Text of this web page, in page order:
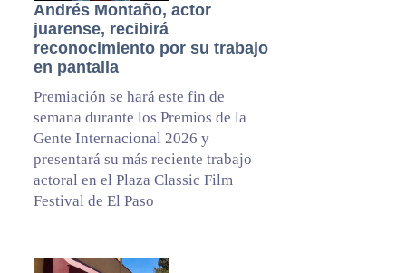
Andrés Montaño, actor
juarense, recibirá
reconocimiento por su trabajo
en pantalla
Premiación se hará este fin de
semana durante los Premios de la
Gente Internacional 2026 y
presentará su más reciente trabajo
actoral en el Plaza Classic Film
Festival de El Paso